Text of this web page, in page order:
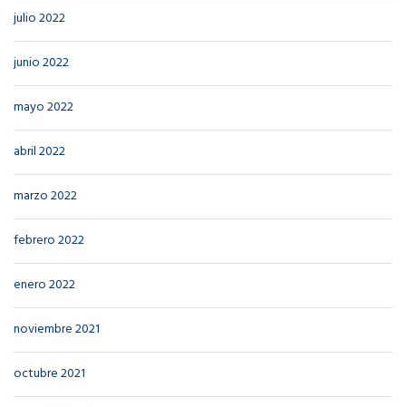
julio 2022
junio 2022
mayo 2022
abril 2022
marzo 2022
febrero 2022
enero 2022
noviembre 2021
octubre 2021